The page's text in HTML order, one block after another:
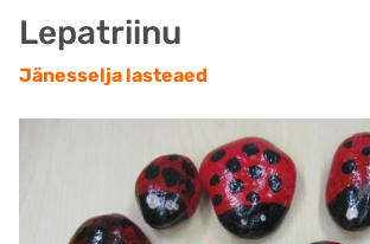
Lepatriinu
Jänesselja lasteaed